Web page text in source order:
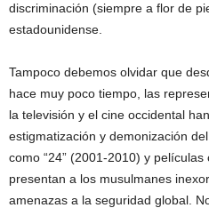
discriminación (siempre a flor de
estadounidense.
Tampoco debemos olvidar que
hace muy poco tiempo, las
la televisión y el cine occidental
estigmatización y demonización
como “24” (2001-2010) y películas
presentan a los musulmanes
amenazas a la seguridad global.